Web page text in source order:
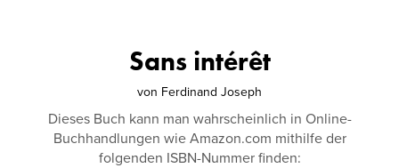
Sans intérêt
von Ferdinand Joseph
Dieses Buch kann man wahrscheinlich in Online-
Buchhandlungen wie Amazon.com mithilfe der
folgenden ISBN-Nummer finden: